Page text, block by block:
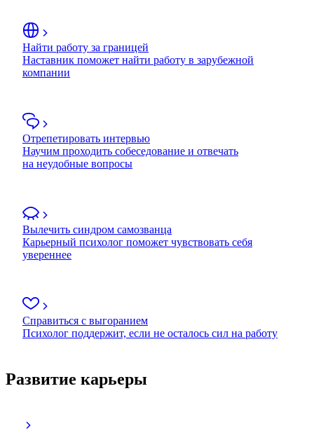
Найти работу за границей
Наставник поможет найти работу в зарубежной
компании
Отрепетировать интервью
Научим проходить собеседование и отвечать
на неудобные вопросы
Вылечить синдром самозванца
Карьерный психолог поможет чувствовать себя
увереннее
Справиться с выгоранием
Психолог поддержит, если не осталось сил на работу
Развитие карьеры